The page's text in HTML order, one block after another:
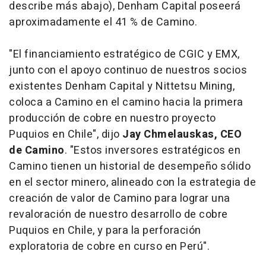
describe más abajo), Denham Capital poseerá
aproximadamente el 41 % de Camino.
"El financiamiento estratégico de CGIC y EMX,
junto con el apoyo continuo de nuestros socios
existentes Denham Capital y Nittetsu Mining,
coloca a Camino en el camino hacia la primera
producción de cobre en nuestro proyecto
Puquios en Chile", dijo Jay Chmelauskas, CEO
de Camino. "Estos inversores estratégicos en
Camino tienen un historial de desempeño sólido
en el sector minero, alineado con la estrategia de
creación de valor de Camino para lograr una
revaloración de nuestro desarrollo de cobre
Puquios en Chile, y para la perforación
exploratoria de cobre en curso en Perú".